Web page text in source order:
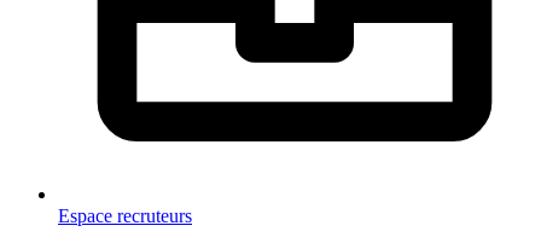
Espace recruteurs